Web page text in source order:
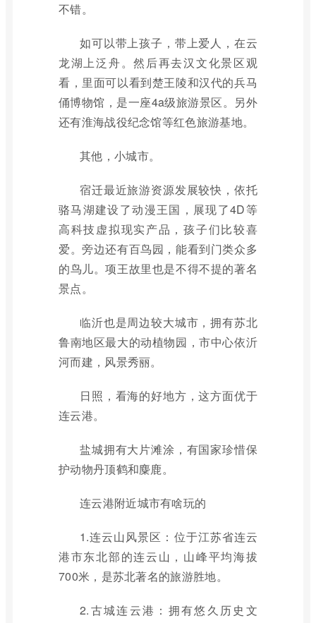
不错。
如可以带上孩子，带上爱人，在云
龙湖上泛舟。然后再去汉文化景区观
看，里面可以看到楚王陵和汉代的兵马
俑博物馆，是一座4a级旅游景区。另外
还有淮海战役纪念馆等红色旅游基地。
其他，小城市。
宿迁最近旅游资源发展较快，依托
骆马湖建设了动漫王国，展现了4D等
高科技虚拟现实产品，孩子们比较喜
爱。旁边还有百鸟园，能看到门类众多
的鸟儿。项王故里也是不得不提的著名
景点。
临沂也是周边较大城市，拥有苏北
鲁南地区最大的动植物园，市中心依沂
河而建，风景秀丽。
日照，看海的好地方，这方面优于
连云港。
盐城拥有大片滩涂，有国家珍惜保
护动物丹顶鹤和麋鹿。
连云港附近城市有啥玩的
1.连云山风景区：位于江苏省连云
港市东北部的连云山，山峰平均海拔
700米，是苏北著名的旅游胜地。
2.古城连云港：拥有悠久历史文